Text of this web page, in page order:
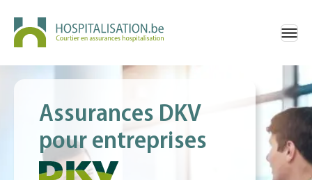
Assurances DKV
pour entreprises